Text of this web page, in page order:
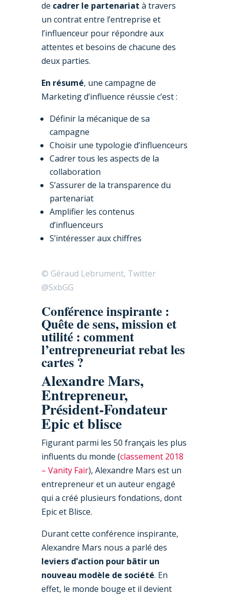
de cadrer le partenariat à travers
un contrat entre l’entreprise et
l’influenceur pour répondre aux
attentes et besoins de chacune des
deux parties.
En résumé, une campagne de
Marketing d’influence réussie c’est :
Définir la mécanique de sa
campagne
Choisir une typologie d’influenceurs
Cadrer tous les aspects de la
collaboration
S’assurer de la transparence du
partenariat
Amplifier les contenus
d’influenceurs
S’intéresser aux chiffres
© Géraud Lebrument, Twitter
@SxbGG
Conférence inspirante :
Quête de sens, mission et
utilité : comment
l’entrepreneuriat rebat les
cartes ?
Alexandre Mars,
Entrepreneur,
Président-Fondateur
Epic et blisce
Figurant parmi les 50 français les plus
influents du monde (classement 2018
– Vanity Fair), Alexandre Mars est un
entrepreneur et un auteur engagé
qui a créé plusieurs fondations, dont
Epic et Blisce.
Durant cette conférence inspirante,
Alexandre Mars nous a parlé des
leviers d’action pour bâtir un
nouveau modèle de société. En
effet, le monde bouge et il devient